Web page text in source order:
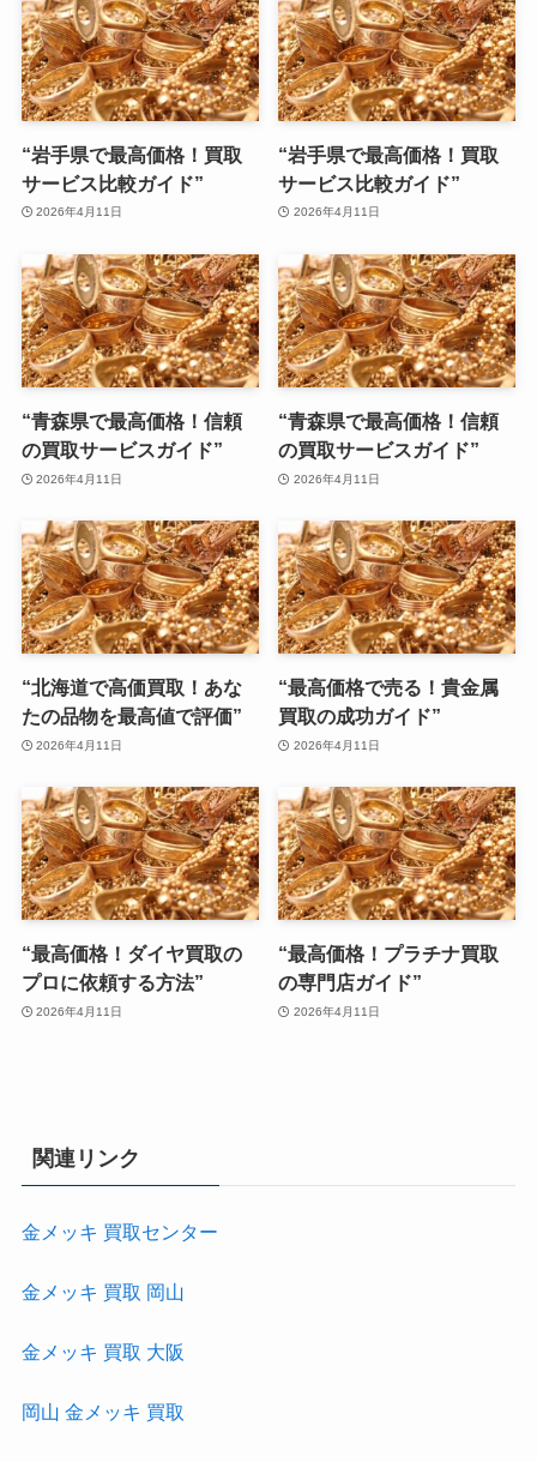
“岩手県で最高価格！買取
サービス比較ガイド”
2026年4月11日
“岩手県で最高価格！買取
サービス比較ガイド”
2026年4月11日
“青森県で最高価格！信頼
の買取サービスガイド”
2026年4月11日
“青森県で最高価格！信頼
の買取サービスガイド”
2026年4月11日
“北海道で高価買取！あな
たの品物を最高値で評価”
2026年4月11日
“最高価格で売る！貴金属
買取の成功ガイド”
2026年4月11日
“最高価格！ダイヤ買取の
プロに依頼する方法”
2026年4月11日
“最高価格！プラチナ買取
の専門店ガイド”
2026年4月11日
関連リンク
金メッキ 買取センター
金メッキ 買取 岡山
金メッキ 買取 大阪
岡山 金メッキ 買取